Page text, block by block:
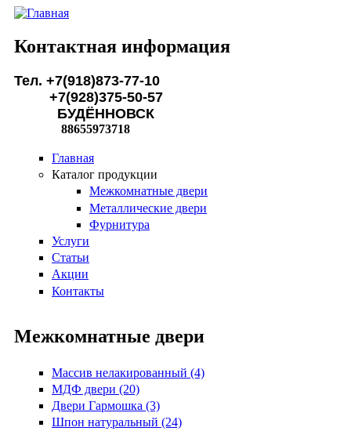
Перейти к основному содержанию
Контактная информация
Тел. +7(918)873-77-10
+7(928)375-50-57
БУДЁННОВСК
88655973718
Главная
Каталог продукции
Межкомнатные двери
Металлические двери
Фурнитура
Услуги
Статьи
Акции
Контакты
Межкомнатные двери
Массив нелакированный (4)
МДФ двери (20)
Двери Гармошка (3)
Шпон натуральный (24)